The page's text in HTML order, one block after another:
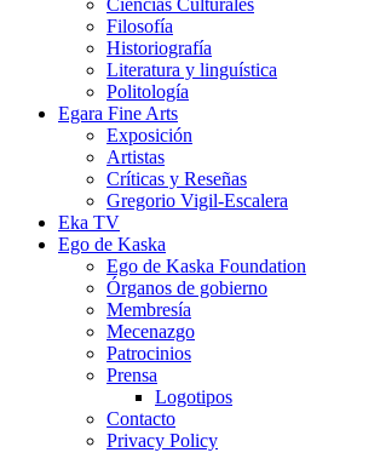
Ciencias Culturales
Filosofía
Historiografía
Literatura y linguística
Politología
Egara Fine Arts
Exposición
Artistas
Críticas y Reseñas
Gregorio Vigil-Escalera
Eka TV
Ego de Kaska
Ego de Kaska Foundation
Órganos de gobierno
Membresía
Mecenazgo
Patrocinios
Prensa
Logotipos
Contacto
Privacy Policy